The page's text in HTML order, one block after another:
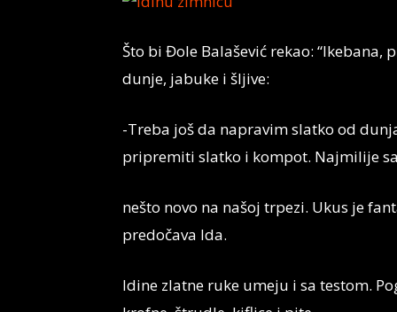
Što bi Đole Balašević rekao: “Ikebana,
dunje, jabuke i šljive:
-Treba još da napravim slatko od
pripremiti slatko i kompot. Najmilije
nešto novo na našoj trpezi. Ukus je
predočava Ida.
Idine zlatne ruke umeju i sa testom.